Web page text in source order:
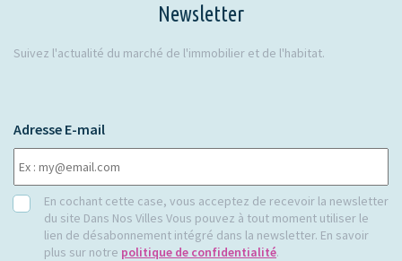
Newsletter
Suivez l'actualité du marché de l'immobilier et de l'habitat.
Adresse E-mail
RGPDEn cochant cette case, vous acceptez de recevoir la newsletter
du site Dans Nos Villes Vous pouvez à tout moment utiliser le
lien de désabonnement intégré dans la newsletter. En savoir
plus sur notre politique de confidentialité.